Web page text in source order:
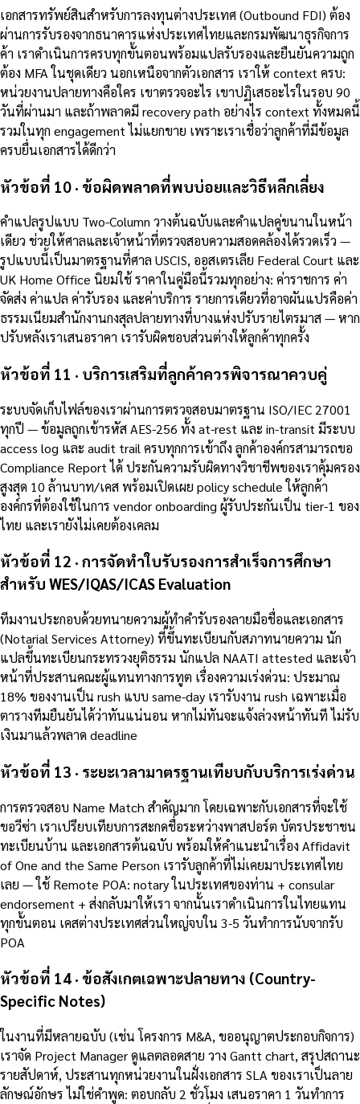
เอกสารทรัพย์สินสำหรับการลงทุนต่างประเทศ (Outbound FDI) ต้อง
ผ่านการรับรองจากธนาคารแห่งประเทศไทยและกรมพัฒนาธุรกิจการ
ค้า เราดำเนินการครบทุกขั้นตอนพร้อมแปลรับรองและยืนยันความถูก
ต้อง MFA ในชุดเดียว นอกเหนือจากตัวเอกสาร เราให้ context ครบ:
หน่วยงานปลายทางคือใคร เขาตรวจอะไร เขาปฏิเสธอะไรในรอบ 90
วันที่ผ่านมา และถ้าพลาดมี recovery path อย่างไร context ทั้งหมดนี้
รวมในทุก engagement ไม่แยกขาย เพราะเราเชื่อว่าลูกค้าที่มีข้อมูล
ครบยื่นเอกสารได้ดีกว่า
หัวข้อที่ 10 · ข้อผิดพลาดที่พบบ่อยและวิธีหลีกเลี่ยง
คำแปลรูปแบบ Two-Column วางต้นฉบับและคำแปลคู่ขนานในหน้า
เดียว ช่วยให้ศาลและเจ้าหน้าที่ตรวจสอบความสอดคล้องได้รวดเร็ว —
รูปแบบนี้เป็นมาตรฐานที่ศาล USCIS, ออสเตรเลีย Federal Court และ
UK Home Office นิยมใช้ ราคาในคู่มือนี้รวมทุกอย่าง: ค่าราชการ ค่า
จัดส่ง ค่าแปล ค่ารับรอง และค่าบริการ รายการเดียวที่อาจผันแปรคือค่า
ธรรมเนียมสำนักงานกงสุลปลายทางที่บางแห่งปรับรายไตรมาส — หาก
ปรับหลังเราเสนอราคา เรารับผิดชอบส่วนต่างให้ลูกค้าทุกครั้ง
หัวข้อที่ 11 · บริการเสริมที่ลูกค้าควรพิจารณาควบคู่
ระบบจัดเก็บไฟล์ของเราผ่านการตรวจสอบมาตรฐาน ISO/IEC 27001
ทุกปี — ข้อมูลถูกเข้ารหัส AES-256 ทั้ง at-rest และ in-transit มีระบบ
access log และ audit trail ครบทุกการเข้าถึง ลูกค้าองค์กรสามารถขอ
Compliance Report ได้ ประกันความรับผิดทางวิชาชีพของเราคุ้มครอง
สูงสุด 10 ล้านบาท/เคส พร้อมเปิดเผย policy schedule ให้ลูกค้า
องค์กรที่ต้องใช้ในการ vendor onboarding ผู้รับประกันเป็น tier-1 ของ
ไทย และเรายังไม่เคยต้องเคลม
หัวข้อที่ 12 · การจัดทำใบรับรองการสำเร็จการศึกษา
สำหรับ WES/IQAS/ICAS Evaluation
ทีมงานประกอบด้วยทนายความผู้ทำคำรับรองลายมือชื่อและเอกสาร
(Notarial Services Attorney) ที่ขึ้นทะเบียนกับสภาทนายความ นัก
แปลขึ้นทะเบียนกระทรวงยุติธรรม นักแปล NAATI attested และเจ้า
หน้าที่ประสานคณะผู้แทนทางการทูต เรื่องความเร่งด่วน: ประมาณ
18% ของงานเป็น rush แบบ same-day เรารับงาน rush เฉพาะเมื่อ
ตารางทีมยืนยันได้ว่าทันแน่นอน หากไม่ทันจะแจ้งล่วงหน้าทันที ไม่รับ
เงินมาแล้วพลาด deadline
หัวข้อที่ 13 · ระยะเวลามาตรฐานเทียบกับบริการเร่งด่วน
การตรวจสอบ Name Match สำคัญมาก โดยเฉพาะกับเอกสารที่จะใช้
ขอวีซ่า เราเปรียบเทียบการสะกดชื่อระหว่างพาสปอร์ต บัตรประชาชน
ทะเบียนบ้าน และเอกสารต้นฉบับ พร้อมให้คำแนะนำเรื่อง Affidavit
of One and the Same Person เรารับลูกค้าที่ไม่เคยมาประเทศไทย
เลย — ใช้ Remote POA: notary ในประเทศของท่าน + consular
endorsement + ส่งกลับมาให้เรา จากนั้นเราดำเนินการในไทยแทน
ทุกขั้นตอน เคสต่างประเทศส่วนใหญ่จบใน 3-5 วันทำการนับจากรับ
POA
หัวข้อที่ 14 · ข้อสังเกตเฉพาะปลายทาง (Country-
Specific Notes)
ในงานที่มีหลายฉบับ (เช่น โครงการ M&A, ขออนุญาตประกอบกิจการ)
เราจัด Project Manager ดูแลตลอดสาย วาง Gantt chart, สรุปสถานะ
รายสัปดาห์, ประสานทุกหน่วยงานในฝั่งเอกสาร SLA ของเราเป็นลาย
ลักษณ์อักษร ไม่ใช่คำพูด: ตอบกลับ 2 ชั่วโมง เสนอราคา 1 วันทำการ